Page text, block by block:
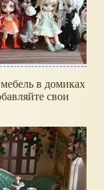
в домиках
свои